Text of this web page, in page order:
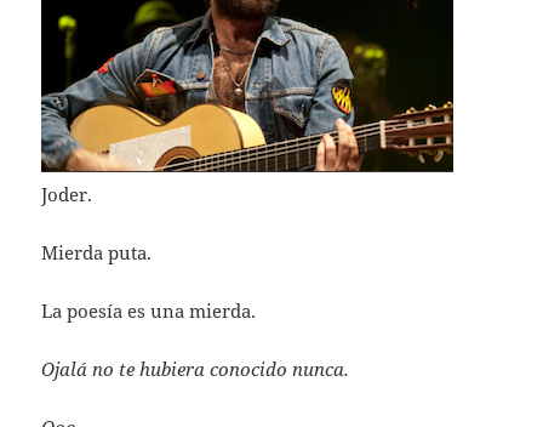
Joder.
Mierda puta.
La poesía es una mierda.
Ojalá no te hubiera conocido nunca.